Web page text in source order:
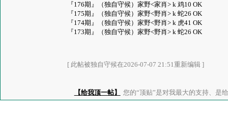
『176期』（独自守候）家野<家肖> k 鸡10 OK
『175期』（独自守候）家野<野肖> k 蛇26 OK
『174期』（独自守候）家野<野肖> k 虎41 OK
『173期』（独自守候）家野<野肖> k 蛇26 OK
[ 此帖被独自守候在2026-07-07 21:51重新编辑 ]
【给我顶一帖】 您的“顶贴”是对我最大的支持、是